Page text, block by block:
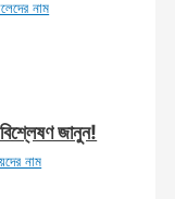
নাম
জানুন!
নাম